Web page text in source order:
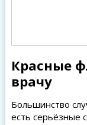
Красные
врачу
Большинство
есть серьёзные